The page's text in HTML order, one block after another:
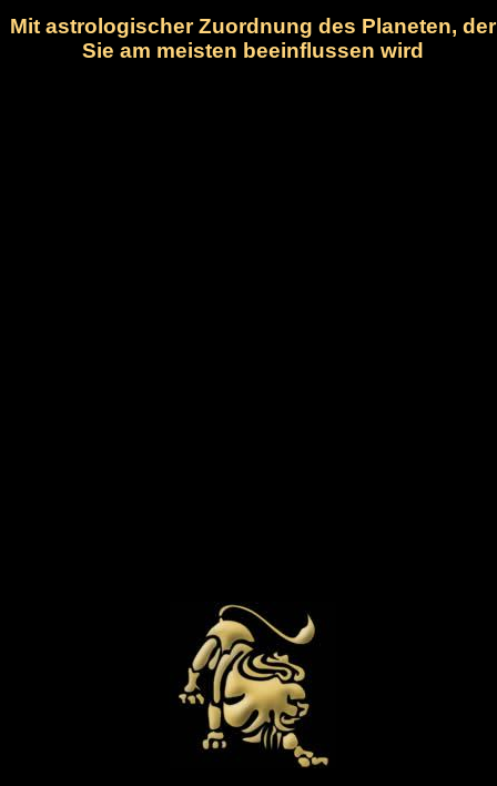
Mit astrologischer Zuordnung des Planeten, der
Sie am meisten beeinflussen wird